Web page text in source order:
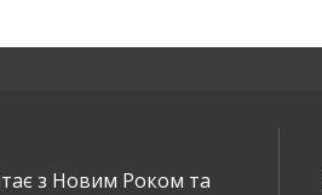
з Новим Роком та